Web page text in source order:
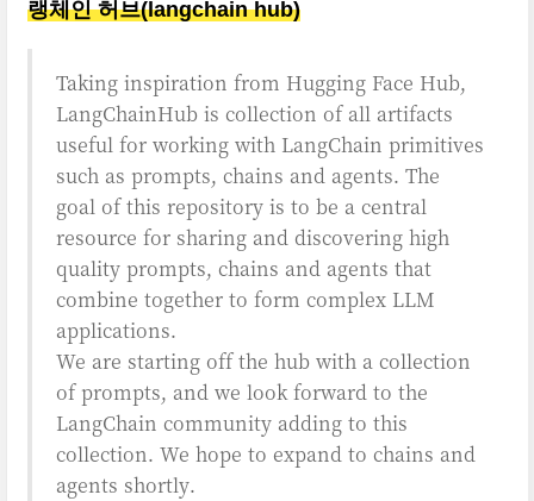
랭체인 허브(langchain hub)
Taking inspiration from Hugging Face Hub,
LangChainHub is collection of all artifacts
useful for working with LangChain primitives
such as prompts, chains and agents. The
goal of this repository is to be a central
resource for sharing and discovering high
quality prompts, chains and agents that
combine together to form complex LLM
applications.
We are starting off the hub with a collection
of prompts, and we look forward to the
LangChain community adding to this
collection. We hope to expand to chains and
agents shortly.